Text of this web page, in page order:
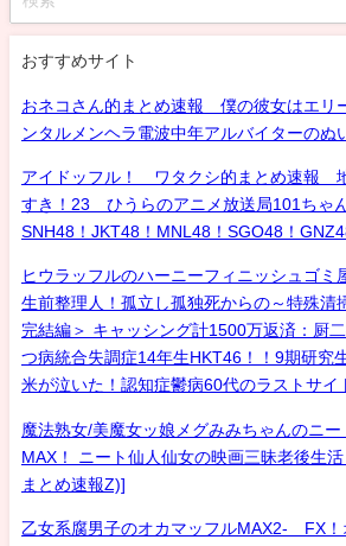
おすすめサイト
おネコさん的まとめ速報 僕の彼女はエリ
ンタルメンヘラ電波中年アルバイターのぬ
アイドッフル！ ワタクシ的まとめ速報
すき！23 ひうらのアニメ放送局101ちゃ
SNH48！JKT48！MNL48！SGO48！
ヒウラッフルのハーニーフィニッシュゴミ
生前整理人！孤立し孤独死からの～特殊清
完結編＞ キャッシング計1500万返済：厨
つ病統合失調症14年生HKT46！！9期研究
米が泣いた！認知症鬱病60代のラストサイ
魔法熟女/美魔女ッ娘メグみみちゃんのニ
MAX！ ニート仙人仙女の映画三昧老後生
まとめ速報Z)]
乙女系腐男子のオカマッフルMAX2- FX！